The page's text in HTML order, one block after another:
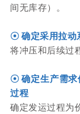
间无库存）。
☉确定采用拉动
将冲压和后续过
☉确定生产需
过程
确定发运过程为